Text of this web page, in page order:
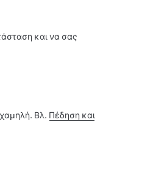
και να σας
Βλ. Πέδηση και